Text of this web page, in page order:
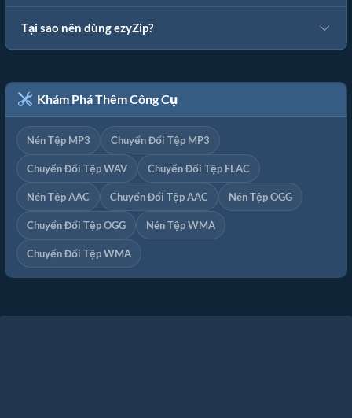
Tại sao nên dùng ezyZip?
Khám Phá Thêm Công Cụ
Nén Tệp MP3 Chuyển Đổi Tệp MP3
Chuyển Đổi Tệp WAV Chuyển Đổi Tệp FLAC
Nén Tệp AAC Chuyển Đổi Tệp AAC Nén Tệp OGG
Chuyển Đổi Tệp OGG Nén Tệp WMA
Chuyển Đổi Tệp WMA